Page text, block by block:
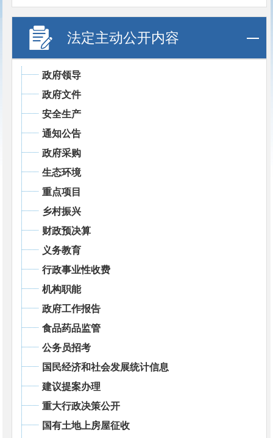
法定主动公开内容
政府领导
政府文件
安全生产
通知公告
政府采购
生态环境
重点项目
乡村振兴
财政预决算
义务教育
行政事业性收费
机构职能
政府工作报告
食品药品监管
公务员招考
国民经济和社会发展统计信息
建议提案办理
重大行政决策公开
国有土地上房屋征收